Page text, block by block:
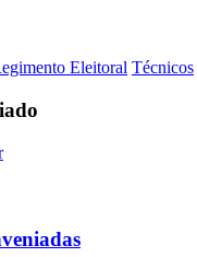
Eleitoral Técnicos